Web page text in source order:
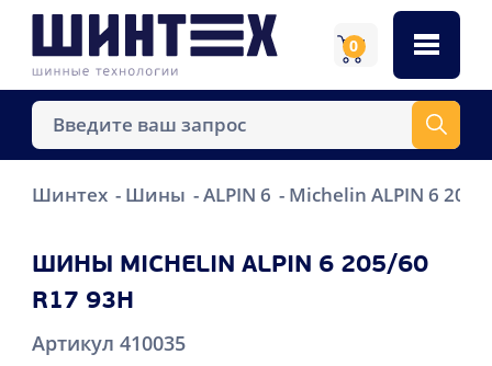
0
Шинтех Шины ALPIN 6 Michelin ALPIN 6 205/
ШИНЫ MICHELIN ALPIN 6 205/60
R17 93H
Артикул 410035